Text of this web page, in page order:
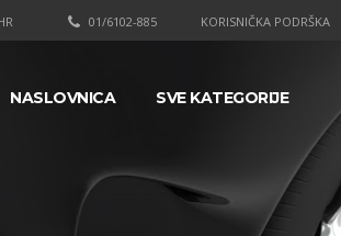
KORISNIČKA PODRŠKA
01/6102-885
NASLOVNICA SVE KATEGORIJE